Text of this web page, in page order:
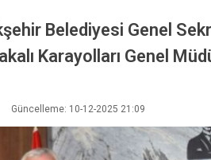
Belediyesi Genel
Karayolları Genel
Güncelleme: 10-12-2025 21:09